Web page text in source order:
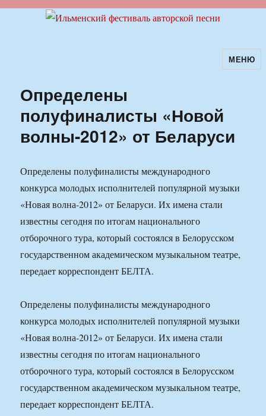
Ильменский фестиваль авторскойМЕНЮ
Определены
полуфиналисты «Новой
волны-2012» от Беларуси
Определены полуфиналисты международного
конкурса молодых исполнителей популярной музыки
«Новая волна-2012» от Беларуси. Их имена стали
известны сегодня по итогам национального
отборочного тура, который состоялся в Белорусском
государственном академическом музыкальном театре,
передает корреспондент БЕЛТА.
Определены полуфиналисты международного
конкурса молодых исполнителей популярной музыки
«Новая волна-2012» от Беларуси. Их имена стали
известны сегодня по итогам национального
отборочного тура, который состоялся в Белорусском
государственном академическом музыкальном театре,
передает корреспондент БЕЛТА.